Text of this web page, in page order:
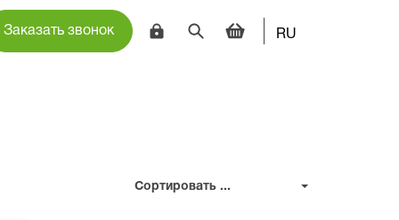
Заказать звонок RU
Сортировать ...